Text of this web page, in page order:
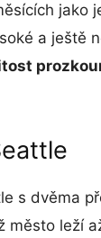
jako
a ještě
s dvěma
město leží